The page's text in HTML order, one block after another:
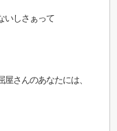
いしさぁって
さんのあなたには、